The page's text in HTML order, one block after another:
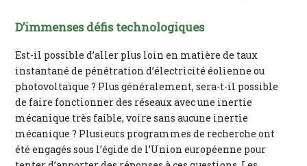
D’immenses défis technologiques
Est-il possible d’aller plus loin en matière de taux
instantané de pénétration d’électricité éolienne ou
photovoltaïque ? Plus généralement, sera-t-il possible
de faire fonctionner des réseaux avec une inertie
mécanique très faible, voire sans aucune inertie
mécanique ? Plusieurs programmes de recherche ont
été engagés sous l’égide de l’Union européenne pour